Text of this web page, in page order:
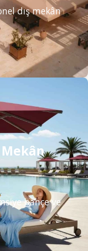
dış mekân
Mekân
bahçe ve